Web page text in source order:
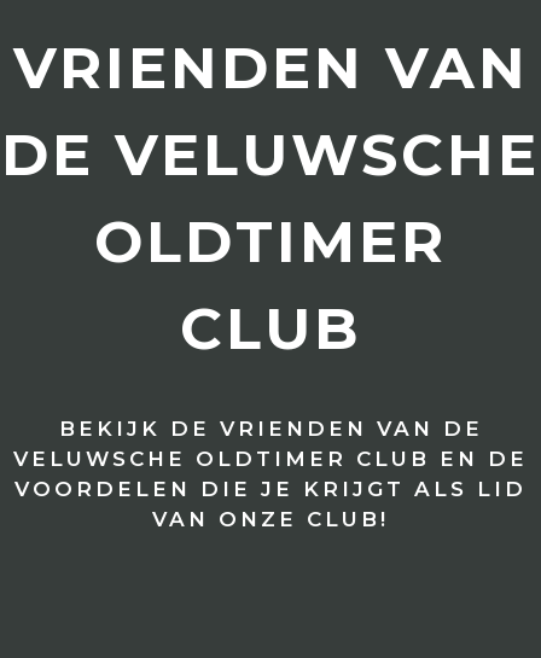
VRIENDEN VAN
DE VELUWSCHE
OLDTIMER
CLUB
BEKIJK DE VRIENDEN VAN DE
VELUWSCHE OLDTIMER CLUB EN DE
VOORDELEN DIE JE KRIJGT ALS LID
VAN ONZE CLUB!